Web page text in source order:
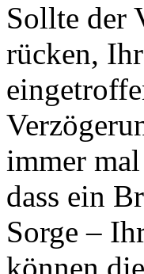
Sollte der
rücken,
immer
dass ein
Sorge –